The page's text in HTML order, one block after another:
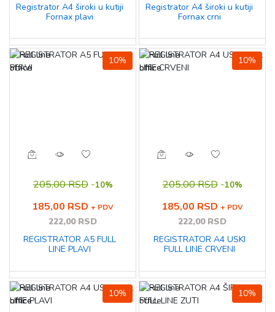
Registrator A4 široki u kutiji
Fornax plavi
Registrator A4 široki u kutiji
Fornax crni
10%
205,00 RSD-10%
185,00 RSD + PDV
222,00 RSD
REGISTRATOR A5 FULL
LINE PLAVI
10%
205,00 RSD-10%
185,00 RSD + PDV
222,00 RSD
REGISTRATOR A4 USKI
FULL LINE CRVENI
10% 10%